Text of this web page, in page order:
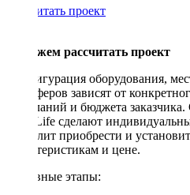
Рассчитать проект
Поможем рассчитать проект
Конфигурация оборудования,
сабвуферов зависят от
пожеланий и бюджета
DriveLife сделают
позволит приобрести и
характеристикам и цене.
Основные этапы: